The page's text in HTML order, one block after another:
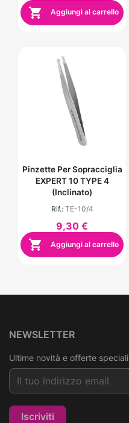
 Aggiungi al carrello
Pinzette Per Sopracciglia
EXPERT 10 TYPE 4
(inclinato)
Rif.: TE-10/4
9,30 €
 Aggiungi al carrello
NEWSLETTER
Ultime novità e offerte speciali
Iscriviti